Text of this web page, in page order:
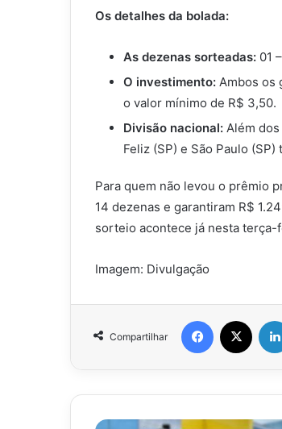
Os detalhes da bolada:
As dezenas sorteadas: 01
O investimento: Ambos os
o valor mínimo de R$ 3,50.
Divisão nacional: Além
Feliz (SP) e São Paulo
Para quem não levou o prêmio
14 dezenas e garantiram R$
sorteio acontece já nesta terça-
Imagem: Divulgação
Compartilhar
Facebook